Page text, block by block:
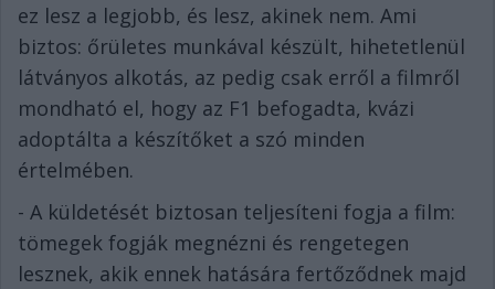
ez lesz a legjobb, és lesz, akinek nem. Ami
biztos: őrületes munkával készült, hihetetlenül
látványos alkotás, az pedig csak erről a filmről
mondható el, hogy az F1 befogadta, kvázi
adoptálta a készítőket a szó minden
értelmében.
- A küldetését biztosan teljesíteni fogja a film:
tömegek fogják megnézni és rengetegen
lesznek, akik ennek hatására fertőződnek majd